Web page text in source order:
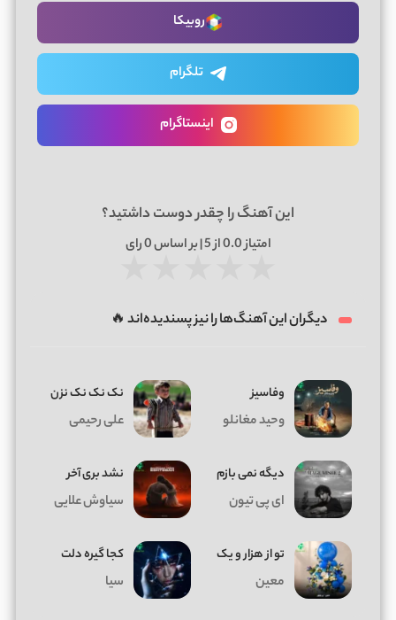
روبیکا
تلگرام
اینستاگرام
این آهنگ را چقدر دوست داشتید؟
امتیاز0.0از 5 | بر اساس 0رای
دیگران این آهنگ‌ها را نیز پسندیده‌اند 🔥
وفاسیز
وحید مغانلو
نک نک نک نزن
علی رحیمی
دیگه نمی بازم
ای پی تیون
نشد بری آخر
سیاوش علایی
تو از هزار و یک
معین
کجا گیره دلت
سیا